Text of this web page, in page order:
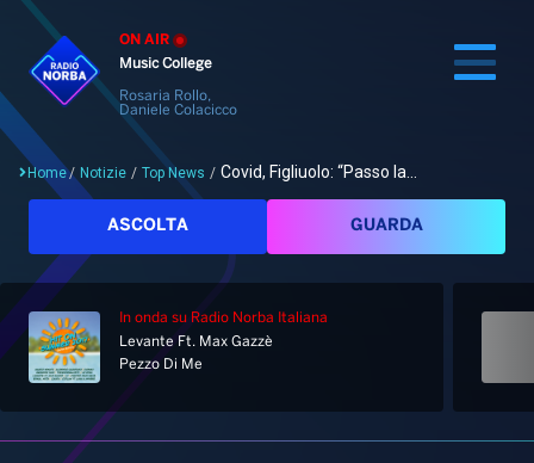
ON AIR
Music College
Rosaria Rollo,
Daniele Colacicco
Cerca
Home
Palinsesto
Notizie
Home/ Notizie / Top News / Covid, Figliuolo: “Passo la...
ASCOLTA GUARDA
In onda su Radio Norba Italiana
Levante Ft. Max Gazzè
Pezzo Di Me